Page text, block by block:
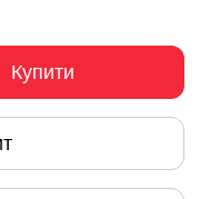
Купити